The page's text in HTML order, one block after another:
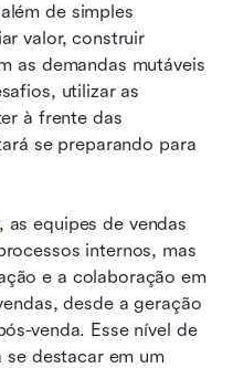
de simples
valor, construir
as demandas mutáveis
utilizar as
à frente das
se preparando para
, as equipes de vendas
internos, mas
e a colaboração em
desde a geração
venda. Esse nível de
destacar em um